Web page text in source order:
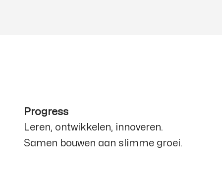
Progress
Leren, ontwikkelen, innoveren.
Samen bouwen aan slimme groei.